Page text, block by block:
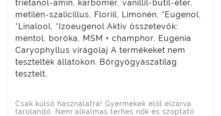
trietanol-amin, karbomer, vanillil-butil-éter,
metilén-szalicillus, Floriil, Limonén, *Eugenol,
*Linalool, *Izoeugenol Aktív összetevők:
mentol, boróka, MSM + champhor, Eugenia
Caryophyllus virágolaj A termékeket nem
tesztelték állatokon. Bőrgyógyászatilag
tesztelt.
Csak külső használatra! Gyermekek elől elzárva
tárolandó. Nem alkalmas terhes nők és szoptató